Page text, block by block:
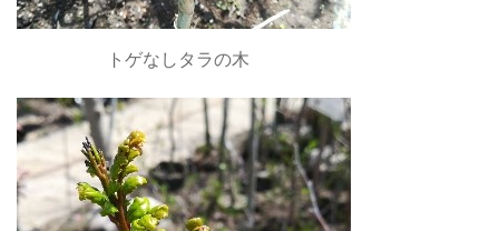
トゲなしタラの木